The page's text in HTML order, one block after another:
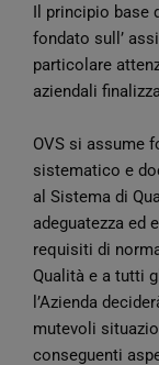
Il principio base
fondato sull’
particolare
aziendali
OVS si assume
sistematico e
al Sistema di
adeguatezza ed
requisiti di
Qualità e a tutti
l’Azienda
mutevoli
conseguenti